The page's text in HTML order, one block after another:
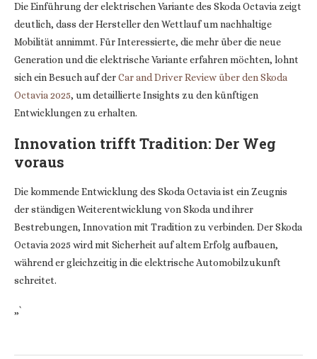
Die Einführung der elektrischen Variante des Skoda Octavia zeigt
deutlich, dass der Hersteller den Wettlauf um nachhaltige
Mobilität annimmt. Für Interessierte, die mehr über die neue
Generation und die elektrische Variante erfahren möchten, lohnt
sich ein Besuch auf derCar and Driver Review über den Skoda
Octavia 2025, um detaillierte Insights zu den künftigen
Entwicklungen zu erhalten.
Innovation trifft Tradition: Der Weg
voraus
Die kommende Entwicklung des Skoda Octavia ist ein Zeugnis
der ständigen Weiterentwicklung von Skoda und ihrer
Bestrebungen, Innovation mit Tradition zu verbinden. Der Skoda
Octavia 2025 wird mit Sicherheit auf altem Erfolg aufbauen,
während er gleichzeitig in die elektrische Automobilzukunft
schreitet.
„`